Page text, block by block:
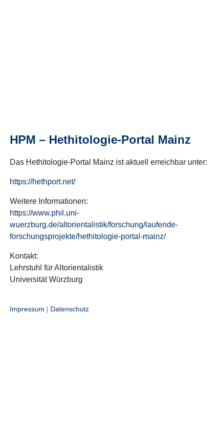
HPM – Hethitologie-Portal Mainz
Das Hethitologie-Portal Mainz ist aktuell erreichbar unter:
https://hethport.net/
Weitere Informationen:
https://www.phil.uni-
wuerzburg.de/altorientalistik/forschung/laufende-
forschungsprojekte/hethitologie-portal-mainz/
Kontakt:
Lehrstuhl für Altorientalistik
Universität Würzburg
Impressum | Datenschutz